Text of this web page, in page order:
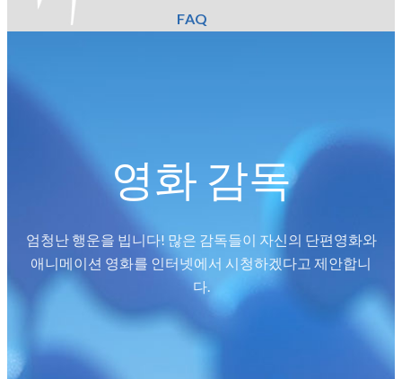
FAQ
영화 감독
엄청난 행운을 빕니다! 많은 감독들이 자신의 단편영화와
애니메이션 영화를 인터넷에서 시청하겠다고 제안합니
다.